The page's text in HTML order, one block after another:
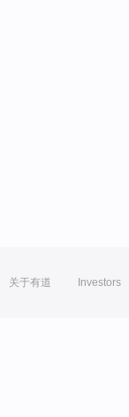
关于有道 Investors